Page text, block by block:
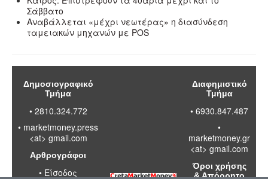
Σάββατο
Αναβάλλεται «μέχρι νεωτέρας» η διασύνδεση
ταμειακών μηχανών με POS
Δημοσιογραφικό
Τμήμα
• 2810.324.772
• marketmoney.press
<at> gmail.com
Αρθρογράφοι
• Είσοδος
Διαφημιστικό
Τμήμα
• 6930.847.487
•
marketmoney.gr
<at> gmail.com
Όροι χρήσης
& Απόρρητο